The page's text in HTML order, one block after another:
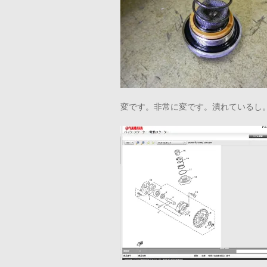
変です。非常に変です。潰れているし